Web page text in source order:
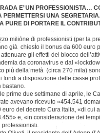
E’ UN PROFESSIONISTA…
PERMETTERSI UNA
PURE DI PORTARE IL
milione di professionisti (per la
già chiesto il bonus da 600 euro
gli effetti del blocco
da coronavirus e dal
più della metà (circa 270 mila)
fondi a disposizione delle casse
bastano.
prime due settimane di aprile, le
avevano ricevuto «454.541
euro del decreto Cura Italia, «di cui
e, «in considerazione dei
professionisti.